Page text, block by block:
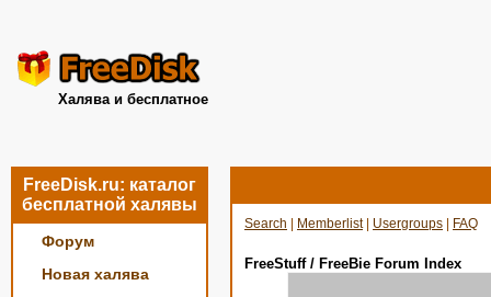
Халява и бесплатное
FreeDisk.ru: каталог
бесплатной халявы
Форум
Новая халява
Search Memberlist| Usergroups FAQ
FreeStuff / FreeBie Forum Index